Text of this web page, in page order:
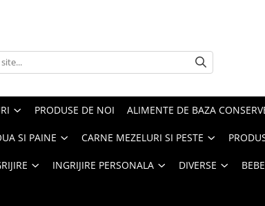
PRODUSE DE NOI ALIMENTE DE BAZA
SI PAINE CARNE MEZELURI SI PESTE
INGRIJIRE PERSONALA DIVERSE